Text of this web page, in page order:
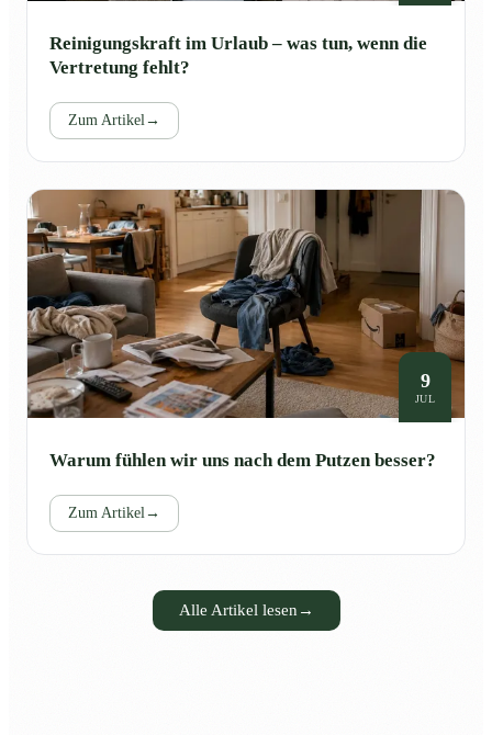
Reinigungskraft im Urlaub – was tun, wenn die
Vertretung fehlt?
Zum Artikel→
9
JUL
Warum fühlen wir uns nach dem Putzen besser?
Zum Artikel→
Alle Artikel lesen →